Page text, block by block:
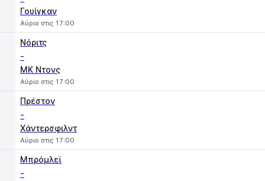
Γουίγκαν
Αύριο στις 17:00
Νόριτς
-
MK Ντονς
Αύριο στις 17:00
Πρέστον
-
Χάντερσφιλντ
Αύριο στις 17:00
Μπρόμλεϊ
-